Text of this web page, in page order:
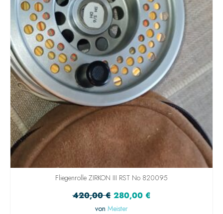
Fliegenrolle ZIRKON III RST No 820095
420,00€ 280,00 €
von Meister